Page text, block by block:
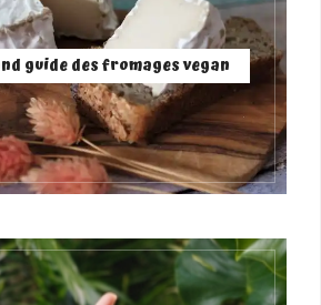
guide des fromages vegan